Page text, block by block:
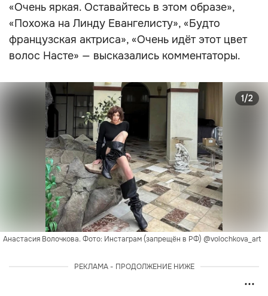
«Очень яркая. Оставайтесь в этом образе»,
«Похожа на Линду Евангелисту», «Будто
французская актриса», «Очень идёт этот цвет
волос Насте» — высказались комментаторы.
Анастасия Волочкова. Фото: Инстаграм (запрещён в РФ) @volochkova_art
1/2
РЕКЛАМА - ПРОДОЛЖЕНИЕ НИЖЕ